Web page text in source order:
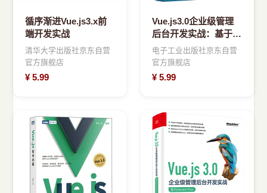
循序渐进Vue.js3.x前
端开发实战
清华大学出版社京东自营
官方旗舰店
¥ 5.99
Vue.js3.0企业级管理
后台开发实战：基于
ElementPlus
电子工业出版社京东自营
官方旗舰店
¥ 5.99